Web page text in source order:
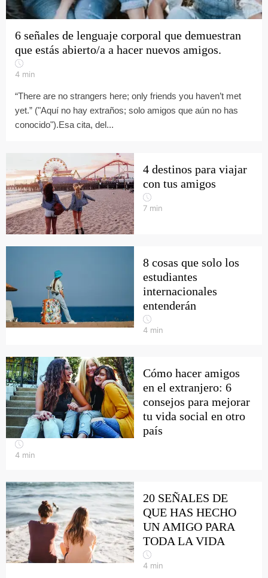
6 señales de lenguaje corporal que demuestran
que estás abierto/a a hacer nuevos amigos.
4 min
“There are no strangers here; only friends you haven’t met
yet.” ("Aquí no hay extraños; solo amigos que aún no has
conocido").Esa cita, del...
4 destinos para viajar
con tus amigos
7 min
8 cosas que solo los
estudiantes
internacionales
entenderán
4 min
Cómo hacer amigos
en el extranjero: 6
consejos para mejorar
tu vida social en otro
país
4 min
20 SEÑALES DE
QUE HAS HECHO
UN AMIGO PARA
TODA LA VIDA
4 min